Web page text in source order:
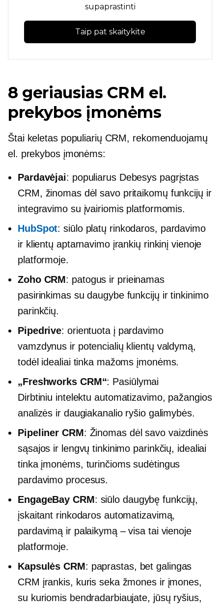
supaprastinti
Taip pat skaitykite
8 geriausias CRM el.
prekybos įmonėms
Štai keletas populiarių CRM, rekomenduojamų
el. prekybos įmonėms:
Pardavėjai: populiarus Debesys pagrįstas
CRM, žinomas dėl savo pritaikomų funkcijų ir
integravimo su įvairiomis platformomis.
HubSpot: siūlo platų rinkodaros, pardavimo
ir klientų aptarnavimo įrankių rinkinį vienoje
platformoje.
Zoho CRM: patogus ir prieinamas
pasirinkimas su daugybe funkcijų ir tinkinimo
parinkčių.
Pipedrive: orientuota į pardavimo
vamzdynus ir potencialių klientų valdymą,
todėl idealiai tinka mažoms įmonėms.
„Freshworks CRM“: Pasiūlymai
Dirbtiniu intelektu automatizavimo, pažangios
analizės ir daugiakanalio ryšio galimybės.
Pipeliner CRM: Žinomas dėl savo vaizdinės
sąsajos ir lengvų tinkinimo parinkčių, idealiai
tinka įmonėms, turinčioms sudėtingus
pardavimo procesus.
EngageBay CRM: siūlo daugybę funkcijų,
įskaitant rinkodaros automatizavimą,
pardavimą ir palaikymą – visa tai vienoje
platformoje.
Kapsulės CRM: paprastas, bet galingas
CRM įrankis, kuris seka žmones ir įmones,
su kuriomis bendradarbiaujate, jūsų ryšius,